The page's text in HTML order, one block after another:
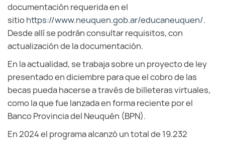
documentación requerida en el
sitiohttps://www.neuquen.gob.ar/educaneuquen/.
Desde allí se podrán consultar requisitos, con
actualización de la documentación.
En la actualidad, se trabaja sobre un proyecto de ley
presentado en diciembre para que el cobro de las
becas pueda hacerse a través de billeteras virtuales,
como la que fue lanzada en forma reciente por el
Banco Provincia del Neuquén (BPN).
En 2024 el programa alcanzó un total de 19.232